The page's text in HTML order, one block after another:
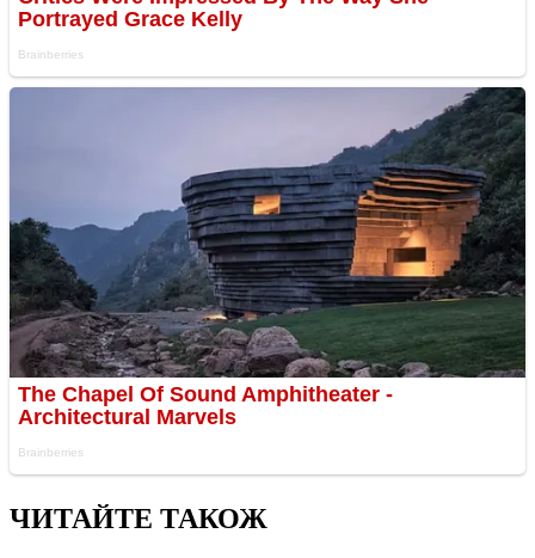
ЧИТАЙТЕ ТАКОЖ